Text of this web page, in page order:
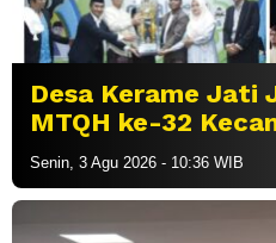
Desa Kerame Jati
MTQH ke-32
Senin, 3 Agu 2026 - 10:36 WIB